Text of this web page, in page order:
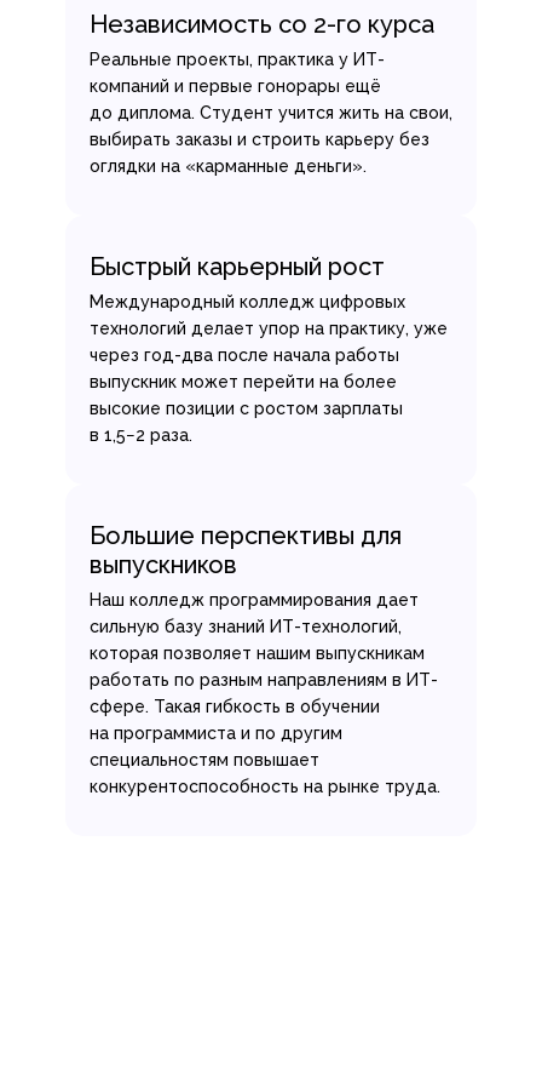
Независимость со 2-го курса
Реальные проекты, практика у ИТ-
компаний и первые гонорары ещё
до диплома. Студент учится жить на свои,
выбирать заказы и строить карьеру без
оглядки на «карманные деньги».
Быстрый карьерный рост
Международный колледж цифровых
технологий делает упор на практику, уже
через год-два после начала работы
выпускник может перейти на более
высокие позиции с ростом зарплаты
в 1,5−2 раза.
Большие перспективы для
выпускников
Наш колледж программирования дает
сильную базу знаний ИТ-технологий,
которая позволяет нашим выпускникам
работать по разным направлениям в ИТ-
сфере. Такая гибкость в обучении
на программиста и по другим
специальностям повышает
конкурентоспособность на рынке труда.